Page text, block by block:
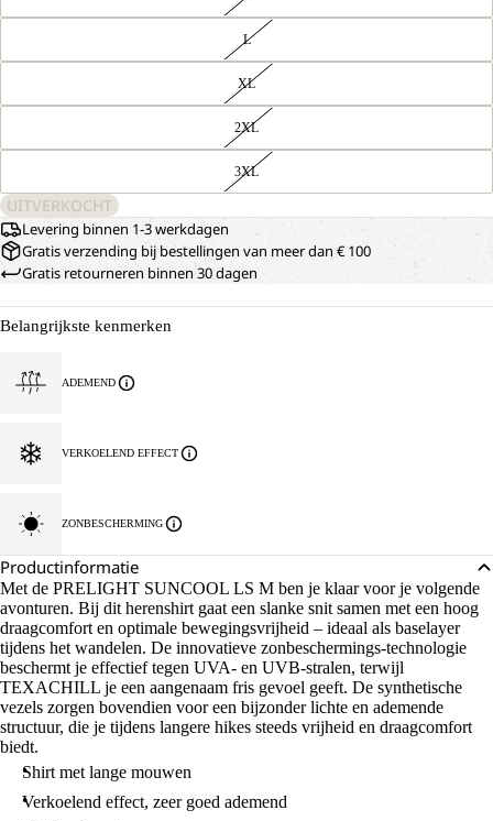
L
XL
2XL
3XL
UITVERKOCHT
Levering binnen 1-3 werkdagen
Gratis verzending bij bestellingen van meer dan € 100
Gratis retourneren binnen 30 dagen
Belangrijkste kenmerken
ADEMEND
VERKOELEND EFFECT
ZONBESCHERMING
Productinformatie
Met de PRELIGHT SUNCOOL LS M ben je klaar voor je volgende
avonturen. Bij dit herenshirt gaat een slanke snit samen met een hoog
draagcomfort en optimale bewegingsvrijheid – ideaal als baselayer
tijdens het wandelen. De innovatieve zonbeschermings-technologie
beschermt je effectief tegen UVA- en UVB-stralen, terwijl
TEXACHILL je een aangenaam fris gevoel geeft. De synthetische
vezels zorgen bovendien voor een bijzonder lichte en ademende
structuur, die je tijdens langere hikes steeds vrijheid en draagcomfort
biedt.
Shirt met lange mouwen
Verkoelend effect, zeer goed ademend